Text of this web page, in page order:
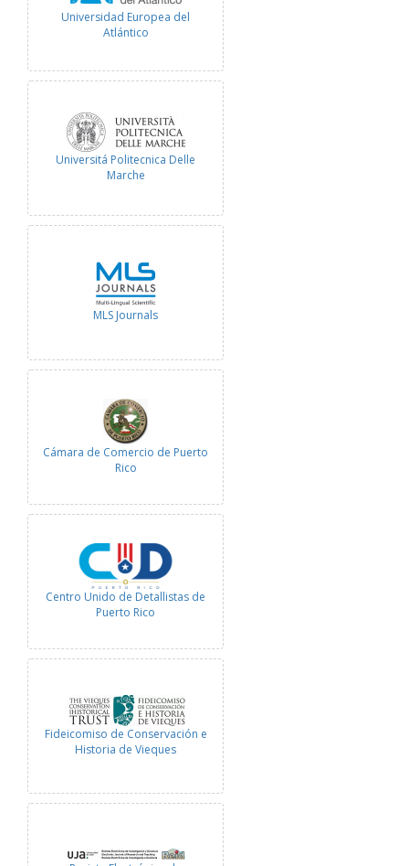
Universidad Europea del
Atlántico
Universitá Politecnica Delle
Marche
MLS Journals
Cámara de Comercio de Puerto
Rico
Centro Unido de Detallistas de
Puerto Rico
Fideicomiso de Conservación e
Historia de Vieques